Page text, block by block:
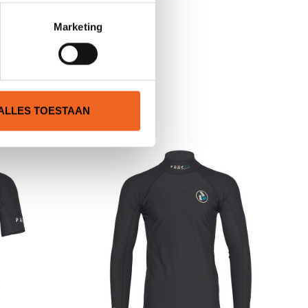
Marketing
TOESTAAN